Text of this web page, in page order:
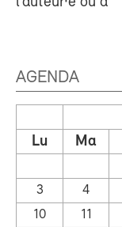
AGENDA
Lu Ma
3
4
10
11